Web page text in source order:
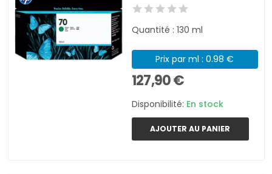
Quantité : 130 ml
Prix par ml : 0.98 €
127,90 €
Disponibilité: En stock
AJOUTER AU PANIER